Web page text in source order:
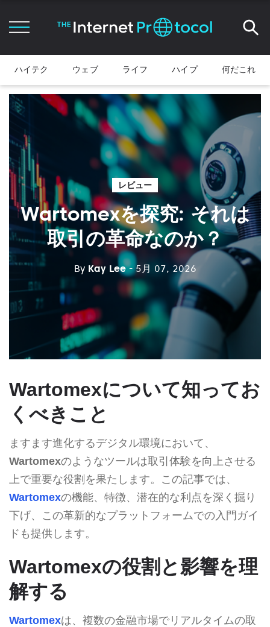
ハイテク ウェブ ライフ ハイプ 何だこれ
レビュー
Wartomexを探究: それは
取引の革命なのか？
By Kay Lee - 5月 07, 2026
Wartomexについて知ってお
くべきこと
ますます進化するデジタル環境において、
Wartomexのようなツールは取引体験を向上させる
上で重要な役割を果たします。この記事では、
Wartomexの機能、特徴、潜在的な利点を深く掘り
下げ、この革新的なプラットフォームでの入門ガイ
ドも提供します。
Wartomexの役割と影響を理
解する
Wartomexは、複数の金融市場でリアルタイムの取